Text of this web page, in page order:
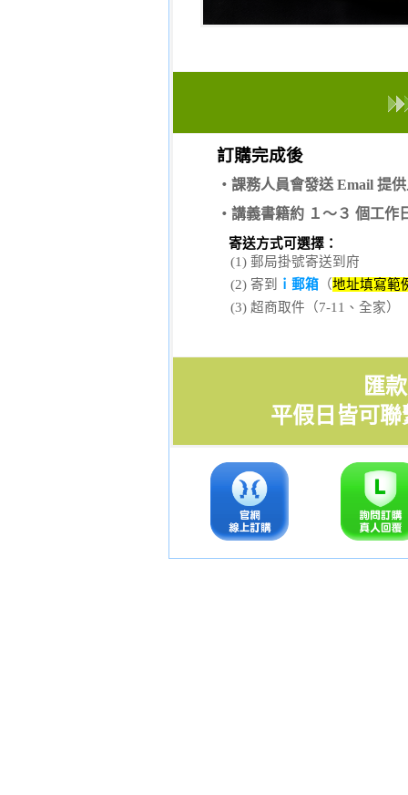
訂購完成後
‧課務人員會發送 Email 提
‧講義書籍約 １～３ 個工作
寄送方式可選擇：
(1) 郵局掛號寄送到府
(2) 寄到
ｉ郵箱（地址填寫範
(3) 超商取件（7-11、全家）
匯
平假日皆可